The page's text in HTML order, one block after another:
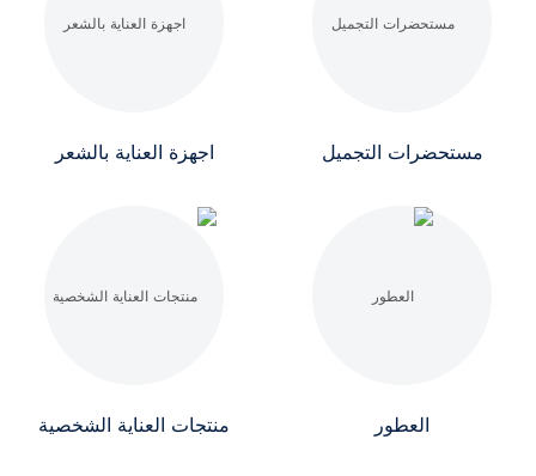
مستحضرات التجميل اجهزة العناية بالشعر
العطور منتجات العناية الشخصية